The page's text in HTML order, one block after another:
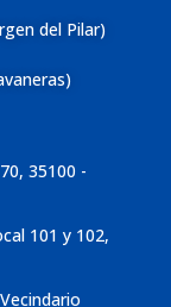
del Pilar)
35100 -
101 y 102,